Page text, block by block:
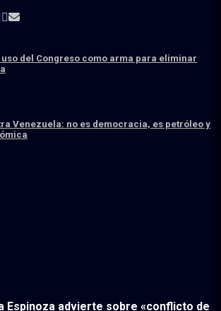
del Congreso como arma para eliminar
Venezuela: no es democracia, es petróleo y
Espinoza advierte sobre «conflicto de